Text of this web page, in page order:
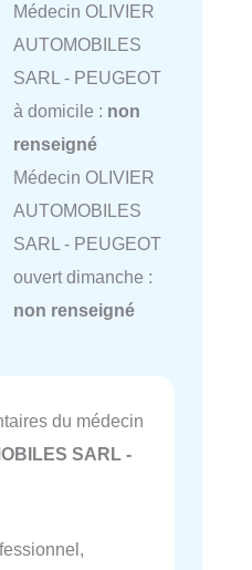
Médecin OLIVIER
AUTOMOBILES
SARL - PEUGEOT
à domicile : non
renseigné
Médecin OLIVIER
AUTOMOBILES
SARL - PEUGEOT
ouvert dimanche :
non renseigné
du médecin
SARL -